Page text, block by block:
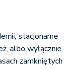
stacjonarne
albo wyłącznie
zamkniętych